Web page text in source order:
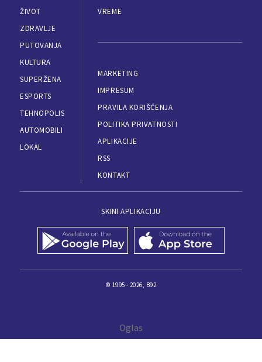
ŽIVOT
ZDRAVLJE
PUTOVANJA
KULTURA
SUPERŽENA
ESPORTS
TEHNOPOLIS
AUTOMOBILI
LOKAL
VREME
MARKETING
IMPRESUM
PRAVILA KORIŠĆENJA
POLITIKA PRIVATNOSTI
APLIKACIJE
RSS
KONTAKT
SKINI APLIKACIJU
© 1995 - 2026, B92